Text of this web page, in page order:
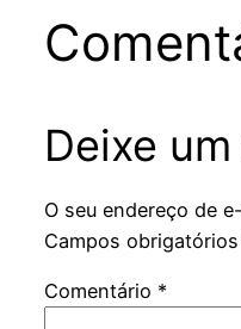
Deixe
O seu endereço de
Campos
Comentário *